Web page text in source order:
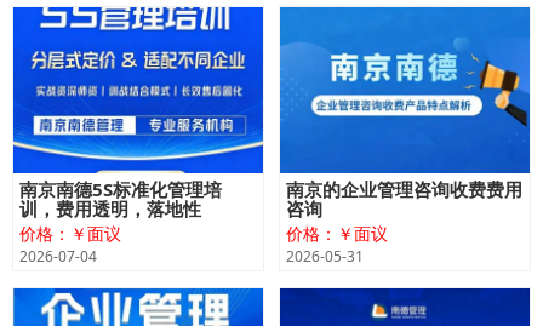
南京南德5S标准化管理培
训，费用透明，落地性
价格：￥面议
2026-07-04
南京的企业管理咨询收费费用
咨询
价格：￥面议
2026-05-31